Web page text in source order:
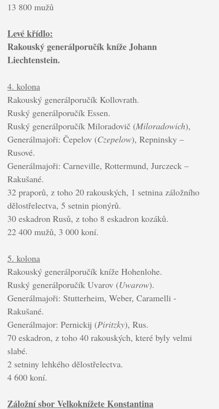
13 800 mužů
Levé křídlo:
Rakouský generálporučík kníže Johann
Liechtenstein.
4. kolona
Rakouský generálporučík Kollovrath.
Ruský generálporučík Essen.
Ruský generálporučík Miloradovič (Miloradowich),
Generálmajoři: Čepelov (Czepelow), Repninsky –
Rusové.
Generálmajoři: Carneville, Rottermund, Jurczeck –
Rakušané.
32 praporů, z toho 20 rakouských, 1 setnina záložního
dělostřelectva, 5 setnin pionýrů.
30 eskadron Rusů, z toho 8 eskadron kozáků.
22 400 mužů, 3 000 koní.
5. kolona
Rakouský generálporučík kníže Hohenlohe.
Ruský generálporučík Uvarov (Uwarow).
Generálmajoři: Stutterheim, Weber, Caramelli -
Rakušané.
Generálmajor: Pernickij (Piritzky), Rus.
70 eskadron, z toho 40 rakouských, které byly velmi
slabé.
2 setniny lehkého dělostřelectva.
4 600 koní.
Záložní sbor Velkoknížete Konstantina